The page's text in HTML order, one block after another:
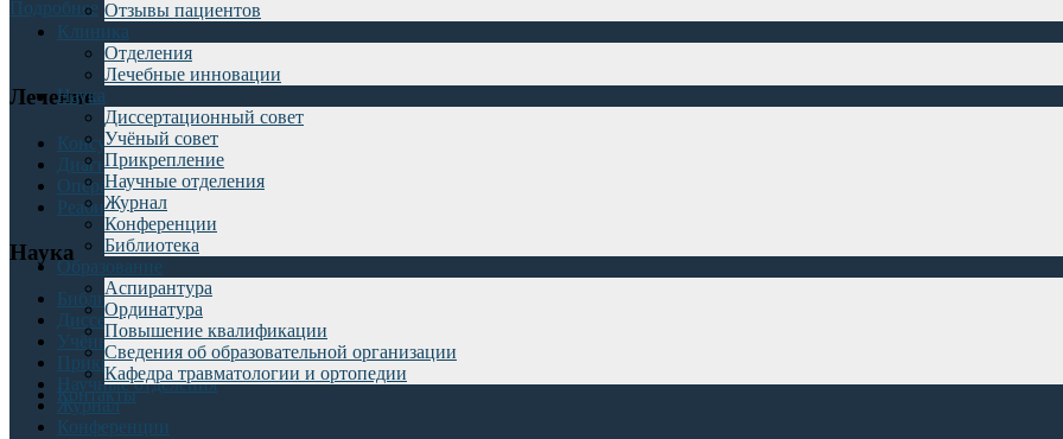
Отзывы пациентов
Клиника
Отделения
Лечебные инновации
Наука
Диссертационный совет
Учёный совет
Прикрепление
Научные отделения
Журнал
Конференции
Библиотека
Образование
Аспирантура
Ординатура
Повышение квалификации
Сведения об образовательной организации
Кафедра травматологии и ортопедии
Контакты
Подробнее
Лечение
Консультации
Диагностика
Операции
Реабилитация
Наука
Библиотека
Диссертационный совет
Учёный совет
Прикрепление
Научные отделения
Журнал
Конференции